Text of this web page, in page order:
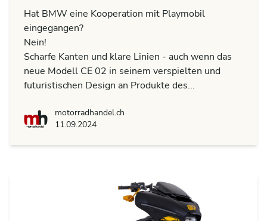
Hat BMW eine Kooperation mit Playmobil
eingegangen?
Nein!
Scharfe Kanten und klare Linien - auch wenn das
neue Modell CE 02 in seinem verspielten und
futuristischen Design an Produkte des...
motorradhandel.ch
motorradhandel.ch
11.09.2024